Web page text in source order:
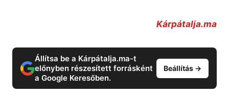
Kárpátalja.ma
Állítsa be a Kárpátalja.ma-t
előnyben részesített forrásként
a Google Keresőben.
Beállítás →